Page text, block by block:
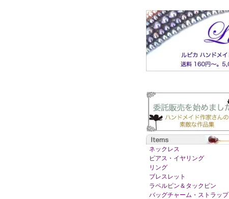
ネックレス
ピアス・イヤリング
リング
ブレスレット
ラペルピン＆タックピン
バッグチャーム・ストラップ